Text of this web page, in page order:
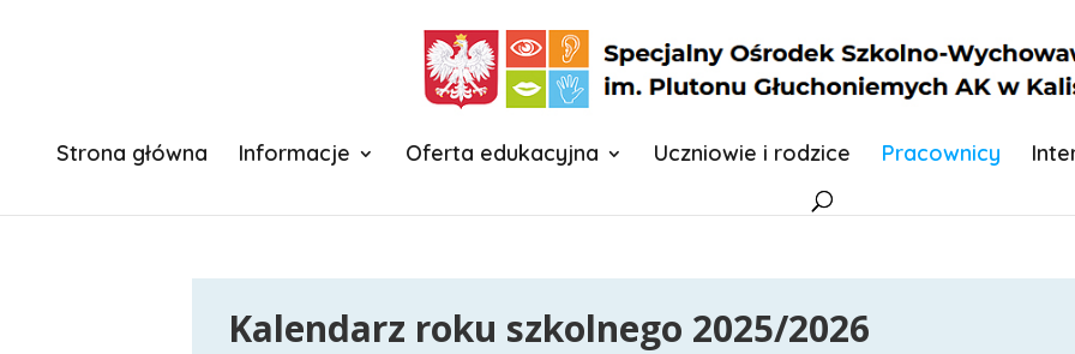
Strona główna Informacje Oferta edukacyjna Uczniowie i rodzice Pracownicy
Kalendarz roku szkolnego 2025/2026